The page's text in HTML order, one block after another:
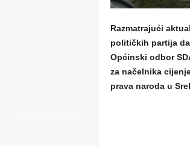
Razmatrajući
političkih partija
Općinski odbor
za načelnika
prava naroda u